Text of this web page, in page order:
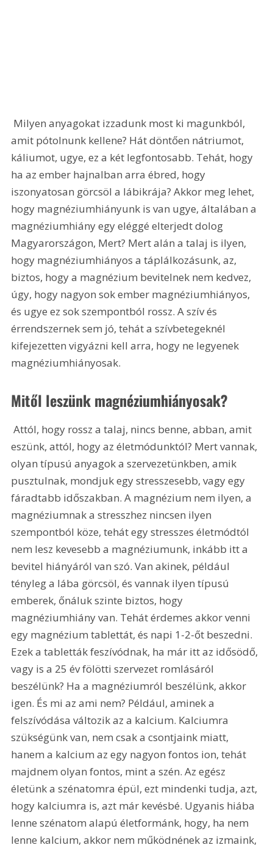
amit pótolnunk kellene? Hát döntően nátriumot,
káliumot, ugye, ez a két legfontosabb. Tehát, hogy
ha az ember hajnalban arra ébred, hogy
iszonyatosan görcsöl a lábikrája? Akkor meg lehet,
hogy magnéziumhiányunk is van ugye, általában a
magnéziumhiány egy eléggé elterjedt dolog
Magyarországon, Mert? Mert alán a talaj is ilyen,
hogy magnéziumhiányos a táplálkozásunk, az,
biztos, hogy a magnézium bevitelnek nem kedvez,
úgy, hogy nagyon sok ember magnéziumhiányos,
és ugye ez sok szempontból rossz. A szív és
érrendszernek sem jó, tehát a szívbetegeknél
kifejezetten vigyázni kell arra, hogy ne legyenek
magnéziumhiányosak.
Mitől leszünk magnéziumhiányosak?
Attól, hogy rossz a talaj, nincs benne, abban, amit
eszünk, attól, hogy az életmódunktól? Mert vannak,
olyan típusú anyagok a szervezetünkben, amik
pusztulnak, mondjuk egy stresszesebb, vagy egy
fáradtabb időszakban. A magnézium nem ilyen, a
magnéziumnak a stresszhez nincsen ilyen
szempontból köze, tehát egy stresszes életmódtól
nem lesz kevesebb a magnéziumunk, inkább itt a
bevitel hiányáról van szó. Van akinek, például
tényleg a lába görcsöl, és vannak ilyen típusú
emberek, őnáluk szinte biztos, hogy
magnéziumhiány van. Tehát érdemes akkor venni
egy magnézium tablettát, és napi 1-2-őt beszedni.
Ezek a tabletták feszívódnak, ha már itt az idősödő,
vagy is a 25 év fölötti szervezet romlásáról
beszélünk? Ha a magnéziumról beszélünk, akkor
igen. És mi az ami nem? Például, aminek a
felszívódása változik az a kalcium. Kalciumra
szükségünk van, nem csak a csontjaink miatt,
hanem a kalcium az egy nagyon fontos ion, tehát
majdnem olyan fontos, mint a szén. Az egész
életünk a szénatomra épül, ezt mindenki tudja, azt,
hogy kalciumra is, azt már kevésbé. Ugyanis hiába
lenne szénatom alapú életformánk, hogy, ha nem
lenne kalcium, akkor nem működnének az izmaink,